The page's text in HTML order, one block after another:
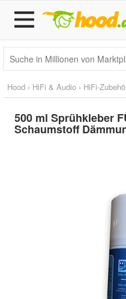
Hood › HiFi & Audio › HiFi-
500 ml Sprühkleber
Schaumstoff